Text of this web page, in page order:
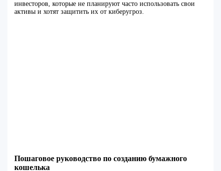
инвесторов, которые не планируют часто использовать свои
активы и хотят защитить их от киберугроз.
Пошаговое руководство по созданию бумажного
кошелька